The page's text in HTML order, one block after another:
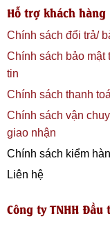
Hỗ trợ khách hàng
Chính sách đổi trả/
Chính sách bảo mật
tin
Chính sách thanh
Chính sách vận
giao nhận
Chính sách kiểm
Liên hệ
Công ty TNHH